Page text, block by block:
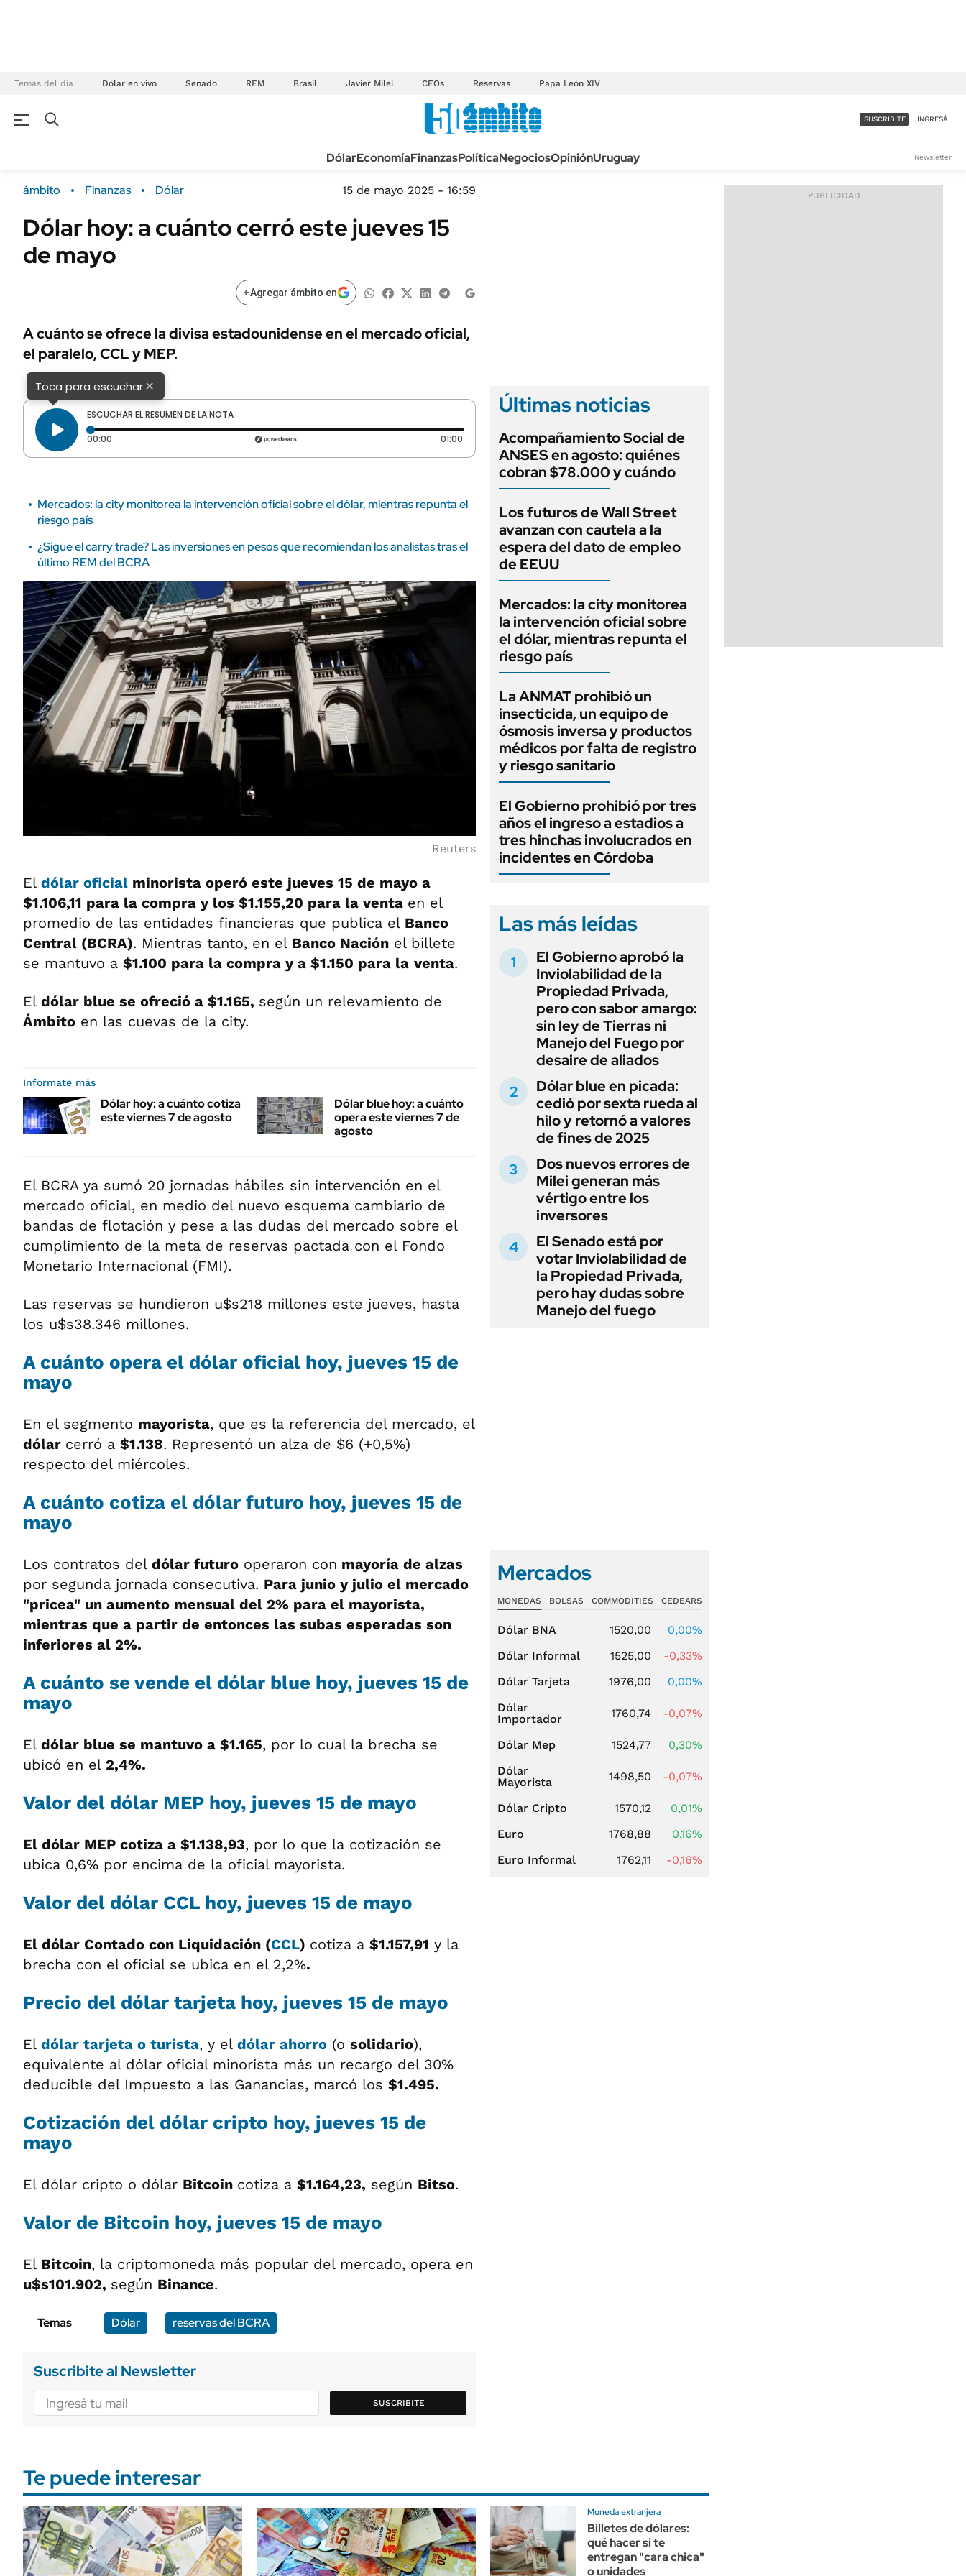
Temas del día Dólar en vivo Senado REM Brasil Javier Milei CEOs Reservas Papa León XIV
Campo
FINANZAS
ÁMBITO DEBATE
MEDIAKIT AMBITO DEBATE
Sustentabilidad
POLÍTICA
TECNOLOGÍA
MÉXICO
MUNDO
LIFESTYLE
ACCESO FULL - $1.800/MES
SUSCRIBITE INGRESÁ
DólarEconomíaFinanzasPolíticaNegociosOpiniónUruguay Newsletter
ámbito Finanzas Dólar 15 de mayo 2025 - 16:59
Dólar hoy: a cuánto cerró este jueves 15
de mayo
+Agregar ámbito en
A cuánto se ofrece la divisa estadounidense en el mercado oficial,
el paralelo, CCL y MEP.
Toca para escuchar×
ESCUCHAR EL RESUMEN DE LA NOTA
00:00 Tiempo transcurrido: 0 segundos 01:00Duración: 1 minutos y 0 segundos
Mercados: la city monitorea la intervención oficial sobre el dólar, mientras repunta el
riesgo país
¿Sigue el carry trade? Las inversiones en pesos que recomiendan los analistas tras el
último REM del BCRA
Reuters
El dólar oficial minorista operó este jueves 15 de mayo a
$1.106,11 para la compra y los $1.155,20 para la venta en el
promedio de las entidades financieras que publica el Banco
Central (BCRA). Mientras tanto, en el Banco Nación el billete
se mantuvo a $1.100 para la compra y a $1.150 para la venta.
El dólar blue se ofreció a $1.165, según un relevamiento de
Ámbito en las cuevas de la city.
Informate más
Dólar hoy: a cuánto cotiza
este viernes 7 de agosto
Dólar blue hoy: a cuánto
opera este viernes 7 de
agosto
El BCRA ya sumó 20 jornadas hábiles sin intervención en el
mercado oficial, en medio del nuevo esquema cambiario de
bandas de flotación y pese a las dudas del mercado sobre el
cumplimiento de la meta de reservas pactada con el Fondo
Monetario Internacional (FMI).
Las reservas se hundieron u$s218 millones este jueves, hasta
los u$s38.346 millones.
A cuánto opera el dólar oficial hoy, jueves 15 de
mayo
En el segmento mayorista, que es la referencia del mercado, el
dólar cerró a $1.138. Representó un alza de $6 (+0,5%)
respecto del miércoles.
A cuánto cotiza el dólar futuro hoy, jueves 15 de
mayo
Los contratos del dólar futuro operaron con mayoría de alzas
por segunda jornada consecutiva. Para junio y julio el mercado
"pricea" un aumento mensual del 2% para el mayorista,
mientras que a partir de entonces las subas esperadas son
inferiores al 2%.
A cuánto se vende el dólar blue hoy, jueves 15 de
mayo
El dólar blue se mantuvo a $1.165, por lo cual la brecha se
ubicó en el 2,4%.
Valor del dólar MEP hoy, jueves 15 de mayo
El dólar MEP cotiza a $1.138,93, por lo que la cotización se
ubica 0,6% por encima de la oficial mayorista.
Valor del dólar CCL hoy, jueves 15 de mayo
El dólar Contado con Liquidación (CCL) cotiza a $1.157,91 y la
brecha con el oficial se ubica en el 2,2%.
Precio del dólar tarjeta hoy, jueves 15 de mayo
El dólar tarjeta o turista, y el dólar ahorro (o solidario),
equivalente al dólar oficial minorista más un recargo del 30%
deducible del Impuesto a las Ganancias, marcó los $1.495.
Cotización del dólar cripto hoy, jueves 15 de
mayo
El dólar cripto o dólar Bitcoin cotiza a $1.164,23, según Bitso.
Valor de Bitcoin hoy, jueves 15 de mayo
El Bitcoin, la criptomoneda más popular del mercado, opera en
u$s101.902, según Binance.
Temas Dólar reservas del BCRA
Suscribite al Newsletter
SUSCRIBITE
Últimas noticias
Acompañamiento Social de
ANSES en agosto: quiénes
cobran $78.000 y cuándo
Los futuros de Wall Street
avanzan con cautela a la
espera del dato de empleo
de EEUU
Mercados: la city monitorea
la intervención oficial sobre
el dólar, mientras repunta el
riesgo país
La ANMAT prohibió un
insecticida, un equipo de
ósmosis inversa y productos
médicos por falta de registro
y riesgo sanitario
El Gobierno prohibió por tres
años el ingreso a estadios a
tres hinchas involucrados en
incidentes en Córdoba
Las más leídas
El Gobierno aprobó la
Inviolabilidad de la
Propiedad Privada,
pero con sabor amargo:
sin ley de Tierras ni
Manejo del Fuego por
desaire de aliados
Dólar blue en picada:
cedió por sexta rueda al
hilo y retornó a valores
de fines de 2025
Dos nuevos errores de
Milei generan más
vértigo entre los
inversores
El Senado está por
votar Inviolabilidad de
la Propiedad Privada,
pero hay dudas sobre
Manejo del fuego
Mercados
MONEDAS BOLSAS COMMODITIES CEDEARS
Dólar BNA 1520,00
0,00%
Dólar Informal
1525,00
-0,33%
Dólar Tarjeta
1976,00
0,00%
Dólar
Importador
1760,74 -0,07%
Dólar Mep 1524,77
0,30%
Dólar
Mayorista
1498,50 -0,07%
Dólar Cripto 1570,12
0,01%
Euro
1768,88
0,16%
Euro Informal
1762,11 -0,16%
Te puede interesar
Moneda extranjera
Billetes de dólares:
qué hacer si te
entregan "cara chica"
o unidades